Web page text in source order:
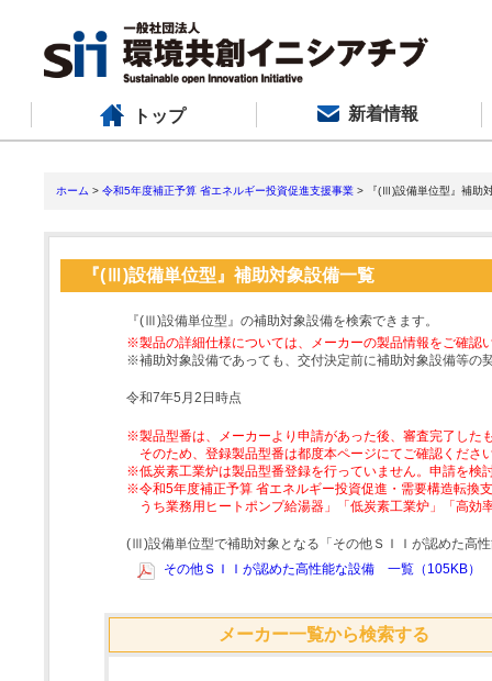
トップ 新着情報
ホーム > 令和5年度補正予算 省エネルギー投資促進支援事業 > 『(Ⅲ)設備単位型』補助
『(Ⅲ)設備単位型』補助対象設備一覧
『(Ⅲ)設備単位型』の補助対象設備を検索できます。
※製品の詳細仕様については、メーカーの製品情報をご確認
※補助対象設備であっても、交付決定前に補助対象設備等の
令和7年5月2日時点
※製品型番は、メーカーより申請があった後、審査完了した
そのため、登録製品型番は都度本ページにてご確認くださ
※低炭素工業炉は製品型番登録を行っていません。申請を検
※令和5年度補正予算 省エネルギー投資促進・需要構造転換
うち業務用ヒートポンプ給湯器」「低炭素工業炉」「高
(Ⅲ)設備単位型で補助対象となる「その他ＳＩＩが認めた高
その他ＳＩＩが認めた高性能な設備 一覧（105KB）
メーカー一覧から検索する